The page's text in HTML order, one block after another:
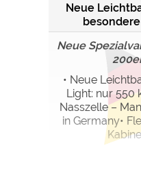
Neue
Neue
• Neue
Light: nur 550
Nasszelle –
in Germany•